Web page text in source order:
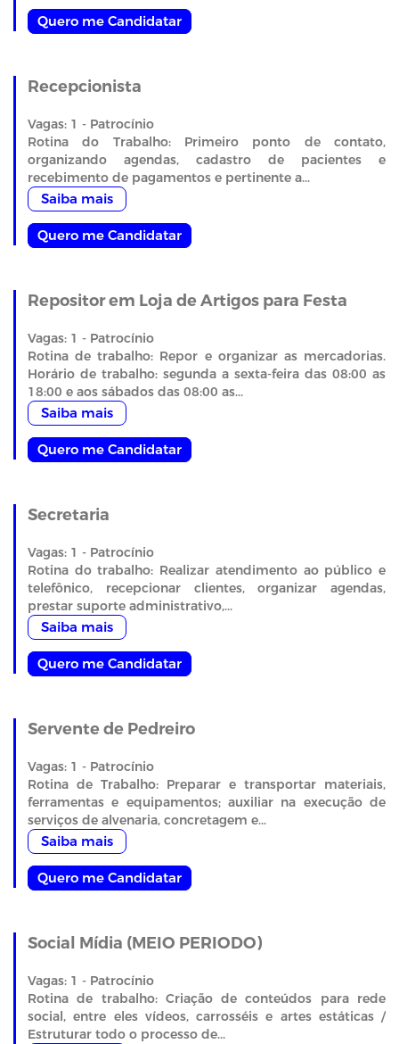
Quero me Candidatar
Recepcionista
Vagas: 1 - Patrocínio
Rotina do Trabalho: Primeiro ponto de contato,
organizando agendas, cadastro de pacientes e
recebimento de pagamentos e pertinente a...
Saiba mais
Quero me Candidatar
Repositor em Loja de Artigos para Festa
Vagas: 1 - Patrocínio
Rotina de trabalho: Repor e organizar as mercadorias.
Horário de trabalho: segunda a sexta-feira das 08:00 as
18:00 e aos sábados das 08:00 as...
Saiba mais
Quero me Candidatar
Secretaria
Vagas: 1 - Patrocínio
Rotina do trabalho: Realizar atendimento ao público e
telefônico, recepcionar clientes, organizar agendas,
prestar suporte administrativo,...
Saiba mais
Quero me Candidatar
Servente de Pedreiro
Vagas: 1 - Patrocínio
Rotina de Trabalho: Preparar e transportar materiais,
ferramentas e equipamentos; auxiliar na execução de
serviços de alvenaria, concretagem e...
Saiba mais
Quero me Candidatar
Social Mídia (MEIO PERIODO)
Vagas: 1 - Patrocínio
Rotina de trabalho: Criação de conteúdos para rede
social, entre eles vídeos, carrosséis e artes estáticas /
Estruturar todo o processo de...